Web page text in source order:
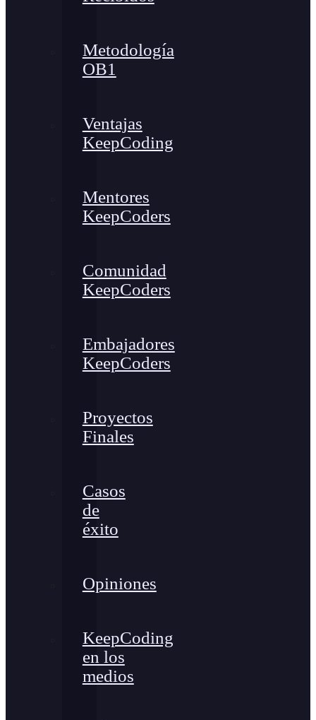
Metodología
OB1
Ventajas
KeepCoding
Mentores
KeepCoders
Comunidad
KeepCoders
Embajadores
KeepCoders
Proyectos
Finales
Casos
de
éxito
Opiniones
KeepCoding
en los
medios